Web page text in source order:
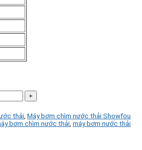
thải, Máy bơm chìm nước thải Showfou
bơm chìm nước thải, máy bơm nước thải